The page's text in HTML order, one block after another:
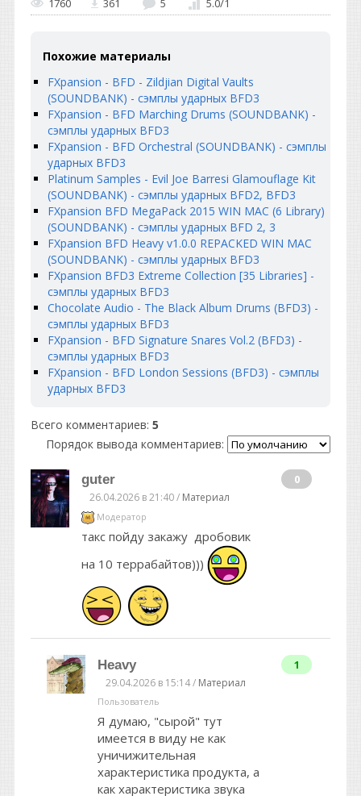
Похожие материалы
FXpansion - BFD - Zildjian Digital Vaults
(SOUNDBANK) - сэмплы ударных BFD3
FXpansion - BFD Marching Drums (SOUNDBANK) -
сэмплы ударных BFD3
FXpansion - BFD Orchestral (SOUNDBANK) - сэмплы
ударных BFD3
Platinum Samples - Evil Joe Barresi Glamouflage Kit
(SOUNDBANK) - сэмплы ударных BFD2, BFD3
FXpansion BFD MegaPack 2015 WIN MAC (6 Library)
(SOUNDBANK) - сэмплы ударных BFD 2, 3
FXpansion BFD Heavy v1.0.0 REPACKED WIN MAC
(SOUNDBANK) - сэмплы ударных BFD3
FXpansion BFD3 Extreme Collection [35 Libraries] -
сэмплы ударных BFD3
Chocolate Audio - The Black Album Drums (BFD3) -
сэмплы ударных BFD3
FXpansion - BFD Signature Snares Vol.2 (BFD3) -
сэмплы ударных BFD3
FXpansion - BFD London Sessions (BFD3) - сэмплы
ударных BFD3
Всего комментариев: 5
Порядок вывода комментариев:
guter
26.04.2026 в 21:40 / Материал
Модератор
такс пойду закажу дробовик
на 10 террабайтов)))
0
Heavy
29.04.2026 в 15:14 / Материал
Пользователь
Я думаю, "сырой" тут
имеется в виду не как
уничижительная
характеристика продукта, а
как характеристика звука
1